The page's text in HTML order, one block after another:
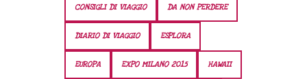
CONSIGLI DI VIAGGIO DA NON PERDERE
DIARIO DI VIAGGIO ESPLORA
EUROPA EXPO MILANO 2015 HAWAII